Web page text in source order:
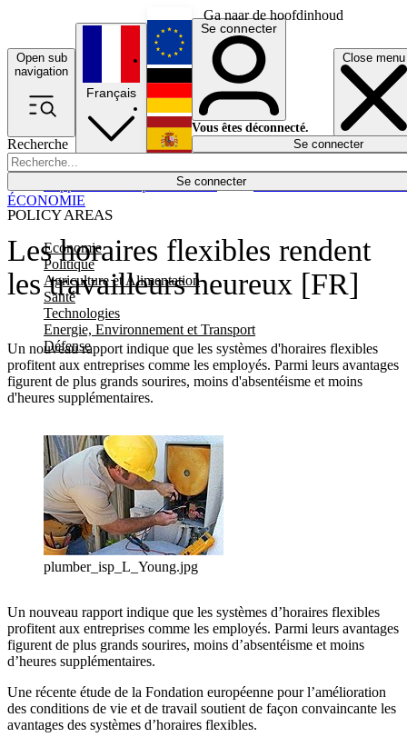
Ga naar de hoofdinhoud
Open sub
navigation
Close menu
Recherche
Se connecter
POLICY AREAS
Economie
Politique
Agriculture et Alimentation
Santé
Technologies
Energie, Environnement et Transport
Défense
Économie
Français
English
Deutsch
Español
Se connecter
Vous êtes déconnecté.
Se connecter
Les horaires flexibles rendent
les travailleurs heureux [FR]
Un nouveau rapport indique que les systèmes d'horaires flexibles
profitent aux entreprises comme les employés. Parmi leurs avantages
figurent de plus grands sourires, moins d'absentéisme et moins
d'heures supplémentaires.
ÉCONOMIE
plumber_isp_L_Young.jpg
Un nouveau rapport indique que les systèmes d’horaires flexibles
profitent aux entreprises comme les employés. Parmi leurs avantages
figurent de plus grands sourires, moins d’absentéisme et moins
d’heures supplémentaires.
Une récente étude de la Fondation européenne pour l’amélioration
des conditions de vie et de travail soutient de façon convaincante les
avantages des systèmes d’horaires flexibles.